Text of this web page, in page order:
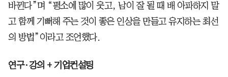
바뀐다”며 “평소에 많이 웃고, 남이 잘 될 때 배 아파하지 말
고 함께 기뻐해 주는 것이 좋은 인상을 만들고 유지하는 최선
의 방법”이라고 조언했다.
연구·강의 + 기업컨설팅